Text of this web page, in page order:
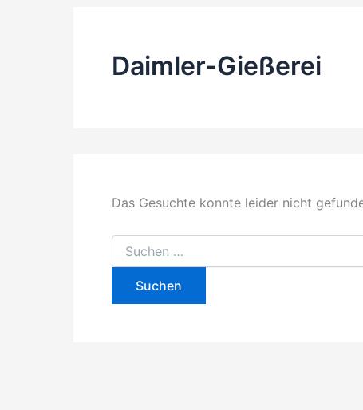
Daimler-Gießerei
Das Gesuchte konnte leider nicht
Suchen
nach: